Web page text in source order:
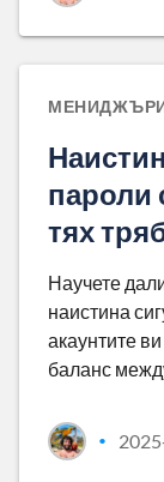
пароли
тях
Научете
наистина
акаунтите
баланс
•